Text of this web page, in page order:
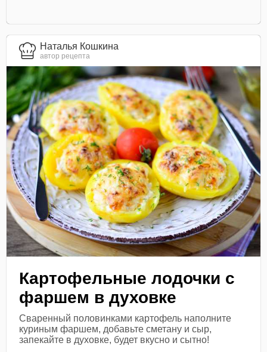
Наталья Кошкина
автор рецепта
Картофельные лодочки с
фаршем в духовке
Сваренный половинками картофель наполните
куриным фаршем, добавьте сметану и сыр,
запекайте в духовке, будет вкусно и сытно!